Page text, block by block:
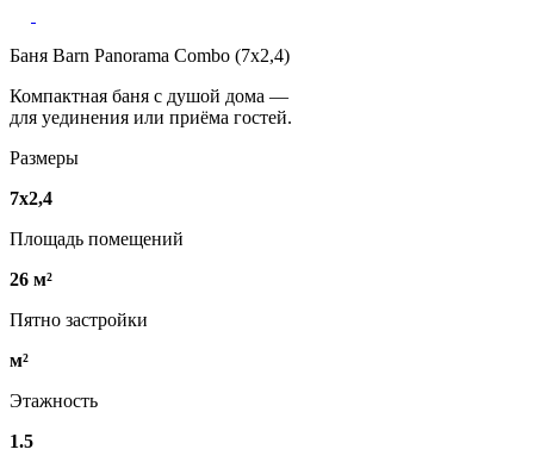
Баня Barn Panorama Combo (7х2,4)
Компактная баня с душой дома —
для уединения или приёма гостей.
Размеры
7х2,4
Площадь помещений
26 м²
Пятно застройки
м²
Этажность
1.5